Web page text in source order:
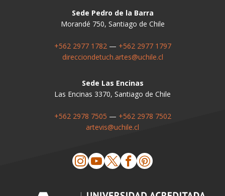
Sede Pedro de la Barra
Morandé 750, Santiago de Chile
+562 2977 1782— +562 2977 1797
direcciondetuch.artes@uchile.cl
Sede Las Encinas
Las Encinas 3370, Santiago de Chile
+562 2978 7505 — +562 2978 7502
artevis@uchile.cl